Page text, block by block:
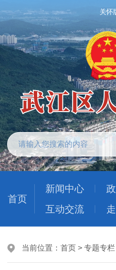
关怀
首页
新闻中心
互动交流
当前位置： 首页 > 专题专栏